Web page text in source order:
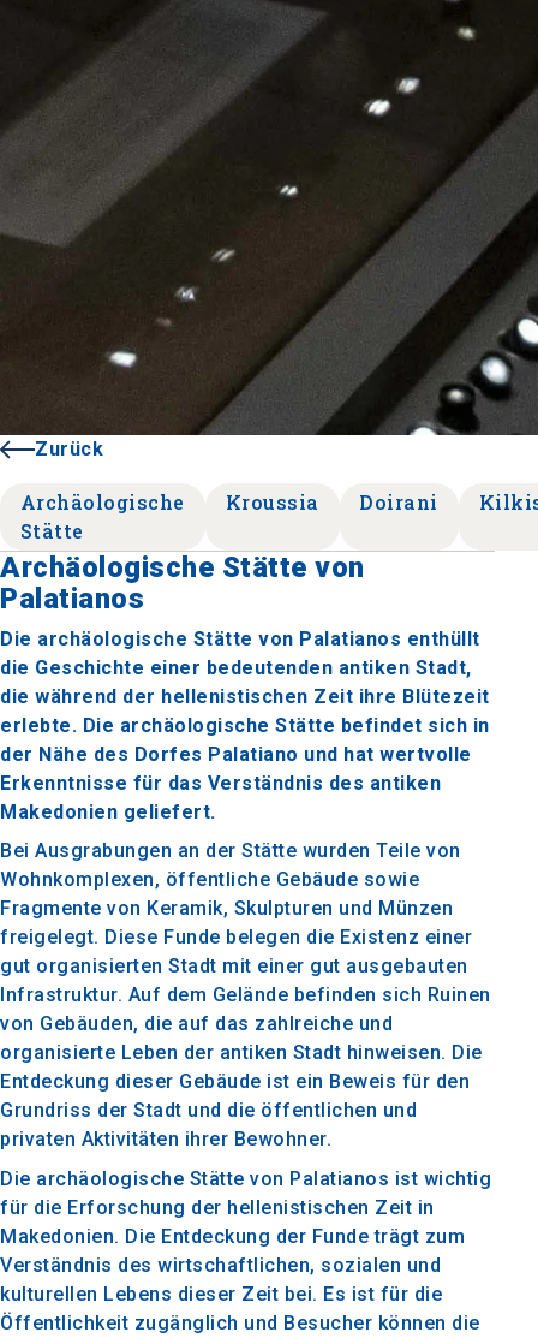
Zurück
Archäologische
Stätte
Kroussia Doirani
Archäologische Stätte von
Palatianos
Die archäologische Stätte von Palatianos enthüllt
die Geschichte einer bedeutenden antiken Stadt,
die während der hellenistischen Zeit ihre Blütezeit
erlebte. Die archäologische Stätte befindet sich in
der Nähe des Dorfes Palatiano und hat wertvolle
Erkenntnisse für das Verständnis des antiken
Makedonien geliefert.
Bei Ausgrabungen an der Stätte wurden Teile von
Wohnkomplexen, öffentliche Gebäude sowie
Fragmente von Keramik, Skulpturen und Münzen
freigelegt. Diese Funde belegen die Existenz einer
gut organisierten Stadt mit einer gut ausgebauten
Infrastruktur. Auf dem Gelände befinden sich Ruinen
von Gebäuden, die auf das zahlreiche und
organisierte Leben der antiken Stadt hinweisen. Die
Entdeckung dieser Gebäude ist ein Beweis für den
Grundriss der Stadt und die öffentlichen und
privaten Aktivitäten ihrer Bewohner.
Die archäologische Stätte von Palatianos ist wichtig
für die Erforschung der hellenistischen Zeit in
Makedonien. Die Entdeckung der Funde trägt zum
Verständnis des wirtschaftlichen, sozialen und
kulturellen Lebens dieser Zeit bei. Es ist für die
Öffentlichkeit zugänglich und Besucher können die